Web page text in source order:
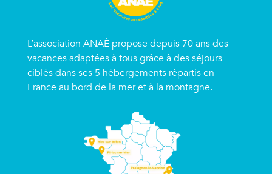
L’association ANAÉ propose depuis 70 ans des
vacances adaptées à tous grâce à des séjours
ciblés dans ses 5 hébergements répartis en
France au bord de la mer et à la montagne.